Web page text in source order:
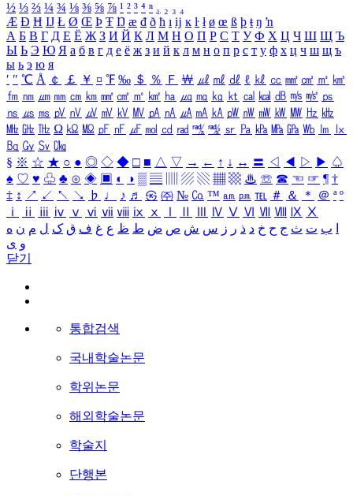
½ ⅓ ⅔ ¼ ¾ ⅛ ⅜ ⅝ ⅞ ¹ ² ³ ⁴ ⁿ ₁ ₂ ₃ ₄
Æ Ð Ħ Ĳ Ł Ø Œ Þ Ŧ Ŋ æ đ ð ħ ı ĳ ĸ ŀ ł ø œ ß þ ŧ ŋ ŉ
А Б В Г Д Е Ё Ж З И Й К Л М Н О П Р С Т У Ф Х Ц Ч Ш Щ Ъ
Ы Ь Э Ю Я а б в г д е ё ж з и й к л м н о п р с т у ф х ц ч ш щ ъ
ы ь э ю я
′ ″ ℃ Å ￠ ￡ ￥ ¤ ℉ ‰ ＄ ％ Ｆ ￦ ㎕ ㎖ ㎗ ℓ ㎘ ㏄ ㎣ ㎤ ㎥ ㎦
㎙ ㎚ ㎛ ㎜ ㎝ ㎞ ㎟ ㎠ ㎡ ㎢ ㏊ ㎍ ㎎ ㎏ ㏏ ㎈ ㎉ ㏈ ㎧ ㎨ ㎰
㎱ ㎲ ㎳ ㎴ ㎵ ㎶ ㎷ ㎸ ㎹ ㎀ ㎁ ㎂ ㎃ ㎄ ㎺ ㎻ ㎽ ㎾ ㎿ ㎐ ㎑
㎒ ㎓ ㎔ Ω ㏀ ㏁ ㎊ ㎋ ㎌ ㏖ ㏅ ㎭ ㎮ ㎯ ㏛ ㎩ ㎪ ㎫ ㎬ ㏝ ㏐
㏓
㏃ ㏉ ㏜ ㏆
§ ※ ☆ ★ ○ ● ◎ ◇ ◆ □ ■ △ ▽ → ← ↑ ↓ ↔ 〓 ◁ ◀ ▷ ▶ ♤
♠ ♡ ♥ ♧ ♣ ⊙ ◈ ▣ ◐ ◑ ▒ ▤ ▨ ▧ ▦ ▩ ♨ ☏ ☎ ☜ ☞ ¶ †
‡ ↕ ↗ ↙ ↖ ↘ ♭ ♩ ♪ ♬ ㉿ ㈜ № ㏇ ™ ㏂ ㏘ ℡ ＃ ＆ ＊ ＠ ª º
ⅰ
ⅱ ⅲ ⅳ ⅴ ⅵ ⅶ ⅷ ⅸ ⅹ Ⅳ Ⅴ Ⅵ Ⅶ Ⅷ Ⅸ Ⅹ
ب ت ث ج ح خ د ذ ر ز س ش ص ض ط ظ ع غ ف ق ک ل م ن ه
و ی
닫기
통합검색
국내학술논문
학위논문
해외학술논문
학술지
단행본